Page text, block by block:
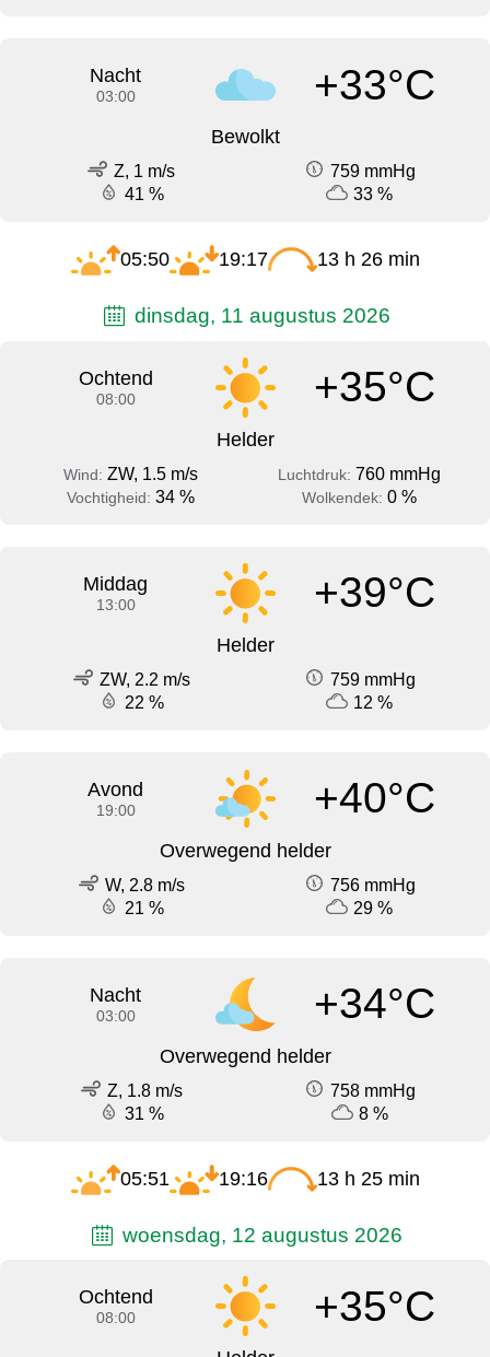
Nacht
03:00 +33°C
Bewolkt
Z, 1 m/s
759 mmHg
41 %
33 %
05:50 19:17 13 h 26 min
dinsdag, 11 augustus 2026
Ochtend
08:00 +35°C
Helder
Wind: ZW, 1.5 m/s Luchtdruk: 760 mmHg
Vochtigheid: 34 % Wolkendek: 0 %
Middag
13:00 +39°C
Helder
ZW, 2.2 m/s
759 mmHg
22 %
12 %
Avond
19:00 +40°C
Overwegend helder
W, 2.8 m/s
756 mmHg
21 %
29 %
Nacht
03:00 +34°C
Overwegend helder
Z, 1.8 m/s
758 mmHg
31 %
8 %
05:51 19:16 13 h 25 min
woensdag, 12 augustus 2026
Ochtend
08:00 +35°C